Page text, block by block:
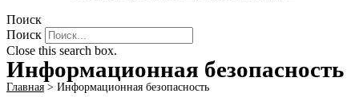
Поиск
Поиск
Close this search box.
Информационная безопасность
Главная > Информационная безопасность